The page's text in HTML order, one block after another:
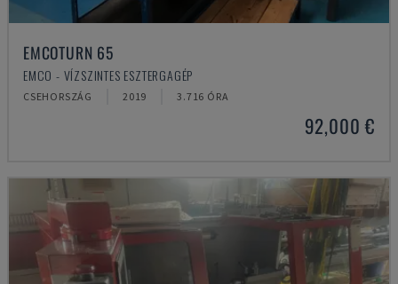
EMCOTURN 65
EMCO - VÍZSZINTES ESZTERGAGÉP
CSEHORSZÁG 2019 3.716 ÓRA
92,000 €